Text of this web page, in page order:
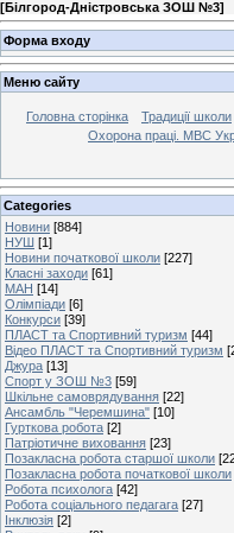
[Білгород-Дністровська ЗОШ №3]
Форма входу
Меню сайту
Головна сторінка Традиції школи
Охорона праці. МВС
Categories
Новини [884]
НУШ [1]
Новини початкової школи [227]
Класні заходи [61]
МАН [14]
Олімпіади [6]
Конкурси [39]
ПЛАСТ та Спортивний туризм [44]
Відео ПЛАСТ та Спортивний туризм
Джура [13]
Спорт у ЗОШ №3 [59]
Шкільне самоврядування [22]
Ансамбль "Черемшина" [10]
Гурткова робота [2]
Патріотичне виховання [23]
Позакласна робота старшої школи
Позакласна робота початкової школи
Робота психолога [42]
Робота соціального педагага [27]
Інклюзія [2]